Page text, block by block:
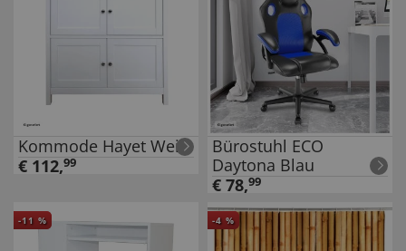
Kommode Hayet Weiß
€ 112,99
Bürostuhl ECO
Daytona Blau
€ 78,99
-11 % -4 %